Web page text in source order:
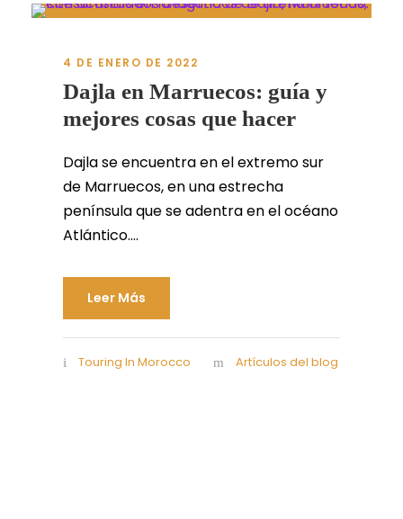
4 DE ENERO DE 2022
Dajla en Marruecos: guía y
mejores cosas que hacer
Dajla se encuentra en el extremo sur
de Marruecos, en una estrecha
península que se adentra en el océano
Atlántico....
Leer Más
Touring In Morocco Artículos del blog